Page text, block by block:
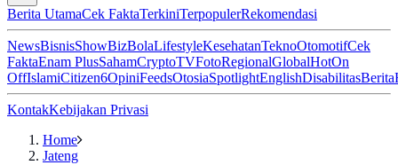
Berita UtamaCek FaktaTerkiniTerpopulerRekomendasi
NewsBisnisShowBizBolaLifestyleKesehatanTeknoOtomotifCek
FaktaEnam PlusSahamCryptoTVFotoRegionalGlobalHotOn
OffIslamiCitizen6OpiniFeedsOtosiaSpotlightEnglishDisabilitasBerita
KontakKebijakan Privasi
Home
Jateng